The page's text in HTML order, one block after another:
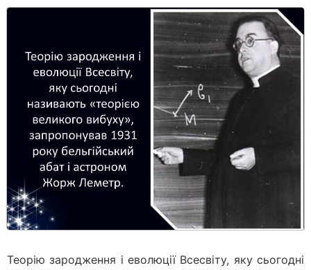
Теорію зародження і еволюції Всесвіту, яку сьогодні